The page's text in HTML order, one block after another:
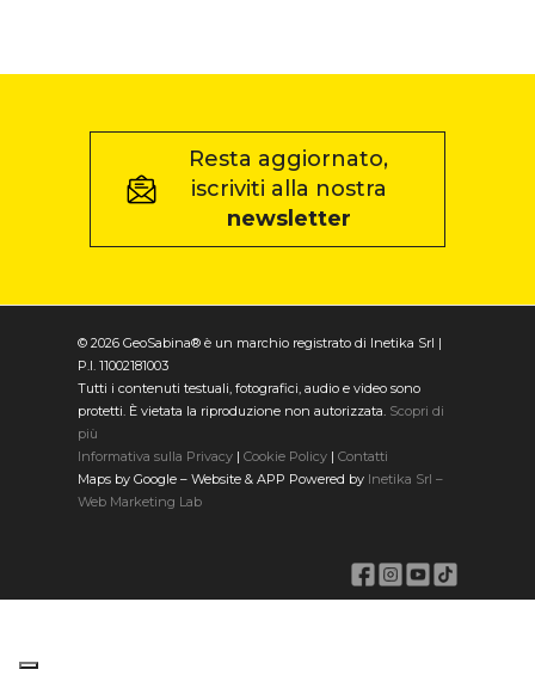
Resta aggiornato,
iscriviti alla nostra
newsletter
© 2026 GeoSabina® è un marchio registrato di Inetika Srl |
P.I. 11002181003
Tutti i contenuti testuali, fotografici, audio e video sono
protetti. È vietata la riproduzione non autorizzata. Scopri di
più
Informativa sulla Privacy | Cookie Policy | Contatti
Maps by Google – Website & APP Powered by Inetika Srl –
Web Marketing Lab